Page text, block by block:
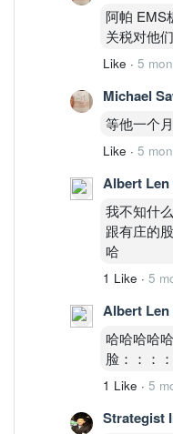
阿帕 EMS
关税对他
Like · 5
Michael
等他一个
Like · 5
Albert Len
我不知什
跟有庄的
哈
1 Like · 5
Albert Len
哈哈哈哈
脸：：：：
1 Like · 5
Strategist